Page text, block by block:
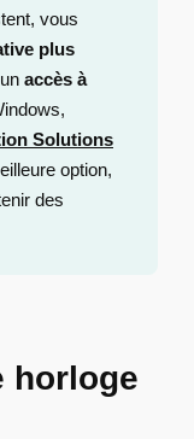
vous
plus
accès à
Solutions
option,
des
horloge